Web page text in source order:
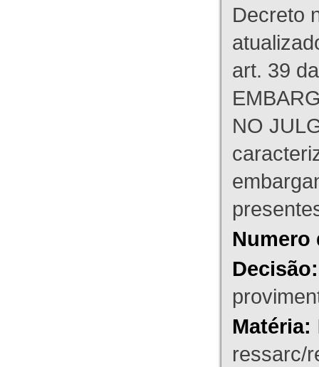
Decreto
art. 39
NO
Numero
Decisão:
Matéria:
ressarc/